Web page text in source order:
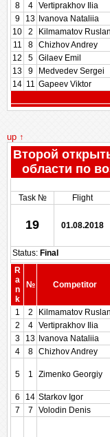
8
4 Vertiprakhov Ilia
9
13 Ivanova Nataliia
10
2 Kilmamatov Ruslan
11
8 Chizhov Andrey
12
5 Gilaev Emil
13
9 Medvedev Sergei
14 11 Gapeev Viktor
up ↑
Второй
области по
Task №
Flight
19 01.08.2018
Status: Final
R
a
n
k
№ Competitor
1
2 Kilmamatov Ruslan
2
4 Vertiprakhov Ilia
3
13 Ivanova Nataliia
4
8 Chizhov Andrey
5 1 Zimenko Georgiy
6 14 Starkov Igor
7
7 Volodin Denis